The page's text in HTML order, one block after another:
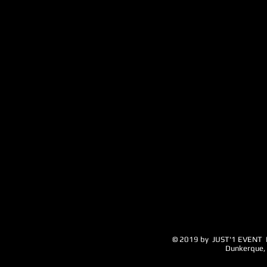
© 2019 by JUST'1 EVENT